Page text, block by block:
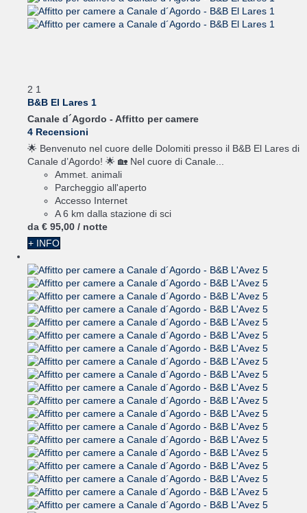
2 1
B&B El Lares 1
Canale d´Agordo - Affitto per camere
4 Recensioni
🌟 Benvenuto nel cuore delle Dolomiti presso il B&B El Lares di
Canale d’Agordo! 🌟 🏡 Nel cuore di Canale...
Ammet. animali
Parcheggio all'aperto
Accesso Internet
A 6 km dalla stazione di sci
da € 95,00 / notte
+ INFO